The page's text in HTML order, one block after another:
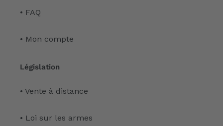
• FAQ
• Mon compte
Législation
• Vente à distance
• Loi sur les armes